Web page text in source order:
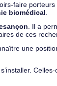
faire
biomédical
. Il a
de ces
une